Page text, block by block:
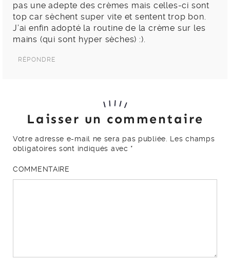
pas une adepte des crèmes mais celles-ci sont
top car sèchent super vite et sentent trop bon.
J’ai enfin adopté la routine de la crème sur les
mains (qui sont hyper sèches) :).
RÉPONDRE
Laisser un commentaire
Votre adresse e-mail ne sera pas publiée. Les champs
obligatoires sont indiqués avec *
COMMENTAIRE